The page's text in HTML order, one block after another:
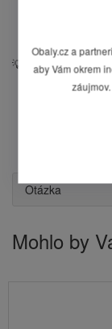
Kreatívne
💡
Výhody:
prírodný a
vysoká
všestranné
dobrá
Otázka
Mohlo by
Obaly.cz a
aby Vám okrem